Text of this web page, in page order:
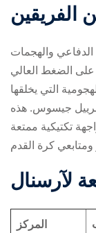
الفريقين
الدفاعي والهجمات
على الضغط العالي
التي يخلقها
جيسوس. هذه
تكتيكية ممتعة
لآرسنال
المركز